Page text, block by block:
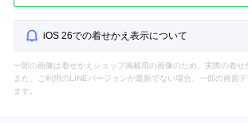
iOS 26での着せかえ表示について
一部の画像は着せかえショップ掲載用の画像のため、実際の着せ
また、ご利用のLINEバージョンが最新でない場合、一部の画面
ます。